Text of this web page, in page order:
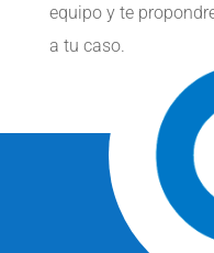
equipo y te
a tu caso.